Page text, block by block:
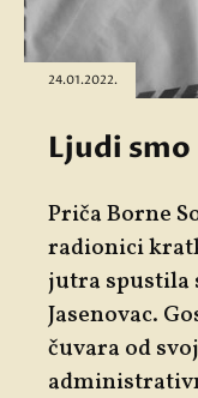
24.01.2022.
Ljudi smo
Priča Borne
radionici
jutra spustila
Jasenovac.
čuvara od